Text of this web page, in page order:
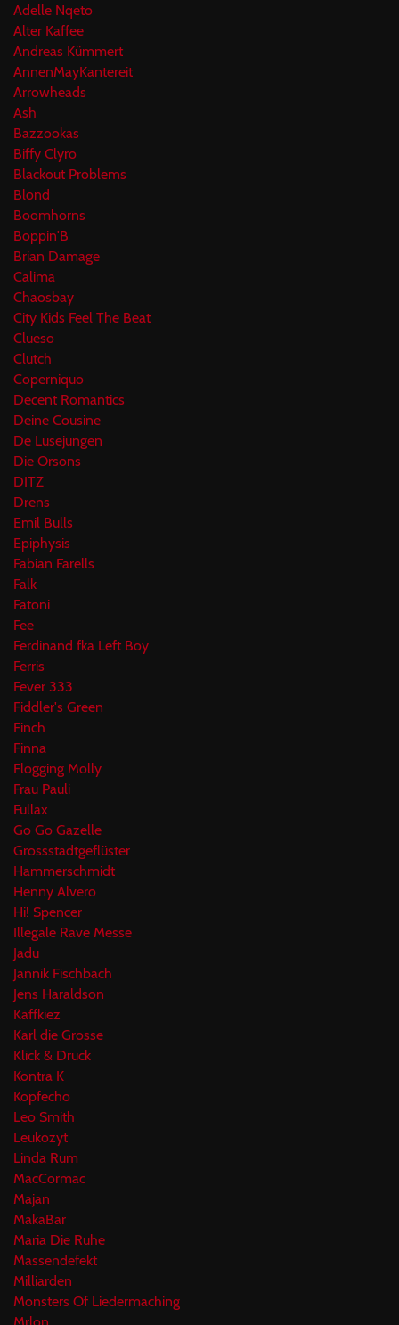
Adelle Nqeto
Alter Kaffee
Andreas Kümmert
AnnenMayKantereit
Arrowheads
Ash
Bazzookas
Biffy Clyro
Blackout Problems
Blond
Boomhorns
Boppin'B
Brian Damage
Calima
Chaosbay
City Kids Feel The Beat
Clueso
Clutch
Coperniquo
Decent Romantics
Deine Cousine
De Lusejungen
Die Orsons
DITZ
Drens
Emil Bulls
Epiphysis
Fabian Farells
Falk
Fatoni
Fee
Ferdinand fka Left Boy
Ferris
Fever 333
Fiddler's Green
Finch
Finna
Flogging Molly
Frau Pauli
Fullax
Go Go Gazelle
Grossstadtgeflüster
Hammerschmidt
Henny Alvero
Hi! Spencer
Illegale Rave Messe
Jadu
Jannik Fischbach
Jens Haraldson
Kaffkiez
Karl die Grosse
Klick & Druck
Kontra K
Kopfecho
Leo Smith
Leukozyt
Linda Rum
MacCormac
Majan
MakaBar
Maria Die Ruhe
Massendefekt
Milliarden
Monsters Of Liedermaching